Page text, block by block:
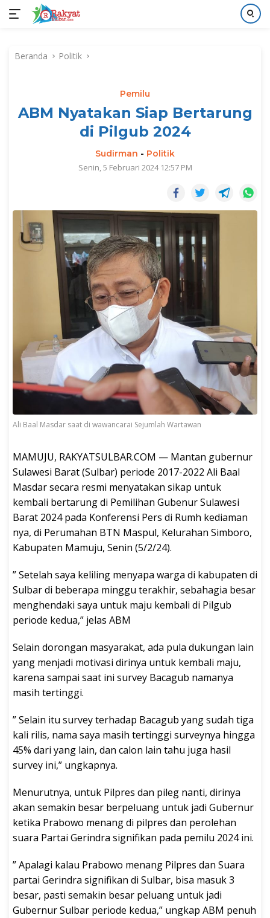
kontenBeranda Politik
Pemilu
ABM Nyatakan Siap Bertarung
di Pilgub 2024
Sudirman - Politik
Senin, 5 Februari 2024 12:57 PM
Ali Baal Masdar saat di wawancarai Sejumlah Wartawan
MAMUJU, RAKYATSULBAR.COM — Mantan gubernur
Sulawesi Barat (Sulbar) periode 2017-2022 Ali Baal
Masdar secara resmi menyatakan sikap untuk
kembali bertarung di Pemilihan Gubenur Sulawesi
Barat 2024 pada Konferensi Pers di Rumh kediaman
nya, di Perumahan BTN Maspul, Kelurahan Simboro,
Kabupaten Mamuju, Senin (5/2/24).
” Setelah saya keliling menyapa warga di kabupaten di
Sulbar di beberapa minggu terakhir, sebahagia besar
menghendaki saya untuk maju kembali di Pilgub
periode kedua,” jelas ABM
Selain dorongan masyarakat, ada pula dukungan lain
yang menjadi motivasi dirinya untuk kembali maju,
karena sampai saat ini survey Bacagub namanya
masih tertinggi.
” Selain itu survey terhadap Bacagub yang sudah tiga
kali rilis, nama saya masih tertinggi surveynya hingga
45% dari yang lain, dan calon lain tahu juga hasil
survey ini,” ungkapnya.
Menurutnya, untuk Pilpres dan pileg nanti, dirinya
akan semakin besar berpeluang untuk jadi Gubernur
ketika Prabowo menang di pilpres dan perolehan
suara Partai Gerindra signifikan pada pemilu 2024 ini.
” Apalagi kalau Prabowo menang Pilpres dan Suara
partai Gerindra signifikan di Sulbar, bisa masuk 3
besar, pasti semakin besar peluang untuk jadi
Gubernur Sulbar periode kedua,” ungkap ABM penuh